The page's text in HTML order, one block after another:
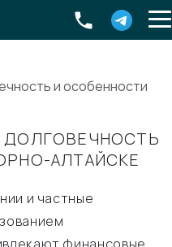
и особенности
ДОЛГОВЕЧНОСТЬ
АЛТАЙСКЕ
и частные
Екатеринбург ,